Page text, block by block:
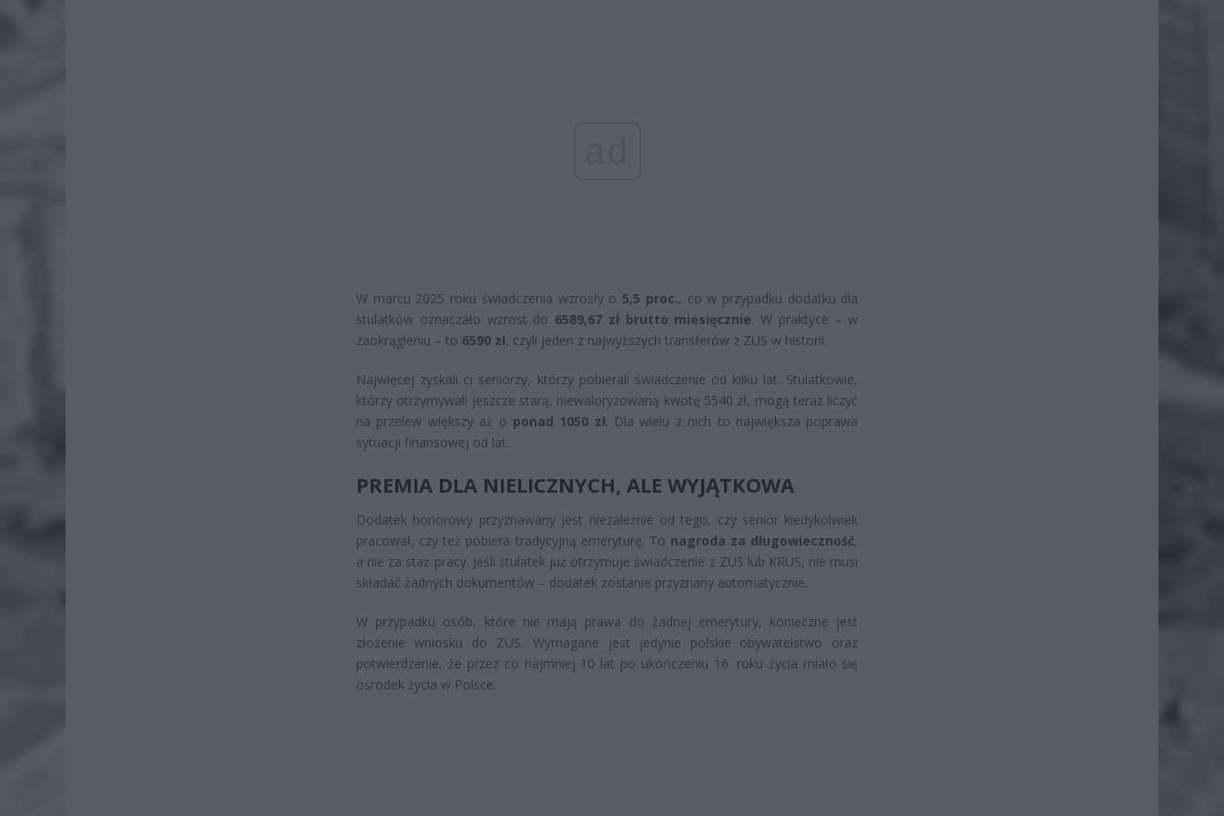
W marcu 2025 roku świadczenia wzrosły o 5,5 proc., co w przypadku dodatku dla
stulatków oznaczało wzrost do 6589,67 zł brutto miesięcznie. W praktyce – w
zaokrągleniu – to 6590 zł, czyli jeden z najwyższych transferów z ZUS w historii.
Najwięcej zyskali ci seniorzy, którzy pobierali świadczenie od kilku lat. Stulatkowie,
którzy otrzymywali jeszcze starą, niewaloryzowaną kwotę 5540 zł, mogą teraz liczyć
na przelew większy aż o ponad 1050 zł. Dla wielu z nich to największa poprawa
sytuacji finansowej od lat.
PREMIA DLA NIELICZNYCH, ALE WYJĄTKOWA
Dodatek honorowy przyznawany jest niezależnie od tego, czy senior kiedykolwiek
pracował, czy też pobiera tradycyjną emeryturę. To nagroda za długowieczność,
a nie za staż pracy. Jeśli stulatek już otrzymuje świadczenie z ZUS lub KRUS, nie musi
składać żadnych dokumentów – dodatek zostanie przyznany automatycznie.
W przypadku osób, które nie mają prawa do żadnej emerytury, konieczne jest
złożenie wniosku do ZUS. Wymagane jest jedynie polskie obywatelstwo oraz
potwierdzenie, że przez co najmniej 10 lat po ukończeniu 16. roku życia miało się
ośrodek życia w Polsce.